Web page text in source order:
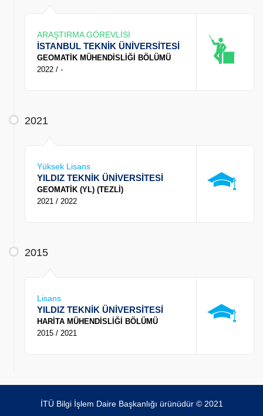
ARAŞTIRMA GÖREVLİSİ
İSTANBUL TEKNİK ÜNİVERSİTESİ
GEOMATİK MÜHENDİSLİĞİ BÖLÜMÜ
2022 / -
2021
Yüksek Lisans
YILDIZ TEKNİK ÜNİVERSİTESİ
GEOMATİK (YL) (TEZLİ)
2021 / 2022
2015
Lisans
YILDIZ TEKNİK ÜNİVERSİTESİ
HARİTA MÜHENDİSLİĞİ BÖLÜMÜ
2015 / 2021
İTÜ Bilgi İşlem Daire Başkanlığı ürünüdür © 2021